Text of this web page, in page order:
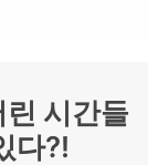
시간들
다?!